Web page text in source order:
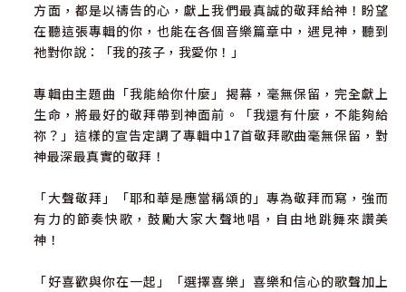
方面，都是以禱告的心，獻上我們最真誠的敬拜給神！盼望
在聽這張專輯的你，也能在各個音樂篇章中，遇見神，聽到
祂對你說：「我的孩子，我愛你！」
專輯由主題曲「我能給你什麼」揭幕，毫無保留，完全獻上
生命，將最好的敬拜帶到神面前。「我還有什麼，不能夠給
祢？」這樣的宣告定調了專輯中17首敬拜歌曲毫無保留，對
神最深最真實的敬拜！
「大聲敬拜」「耶和華是應當稱頌的」專為敬拜而寫，強而
有力的節奏快歌，鼓勵大家大聲地唱，自由地跳舞來讚美
神！
「好喜歡與你在一起」「選擇喜樂」喜樂和信心的歌聲加上